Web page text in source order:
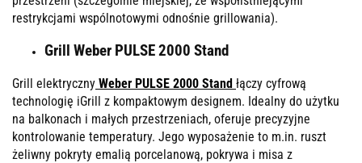
restrykcjami wspólnotowymi odnośnie grillowania).
Grill Weber PULSE 2000 Stand
Grill elektryczny Weber PULSE 2000 Stand łączy cyfrową
technologię iGrill z kompaktowym designem. Idealny do użytku
na balkonach i małych przestrzeniach, oferuje precyzyjne
kontrolowanie temperatury. Jego wyposażenie to m.in. ruszt
żeliwny pokryty emalią porcelanową, pokrywa i misa z